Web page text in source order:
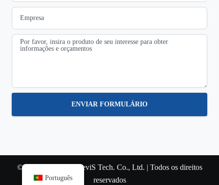
ENVIAR FORMULÁRIO
© Copyright 2022 SteviS Tech. Co., Ltd. | Todos os direitos
reservados
Português